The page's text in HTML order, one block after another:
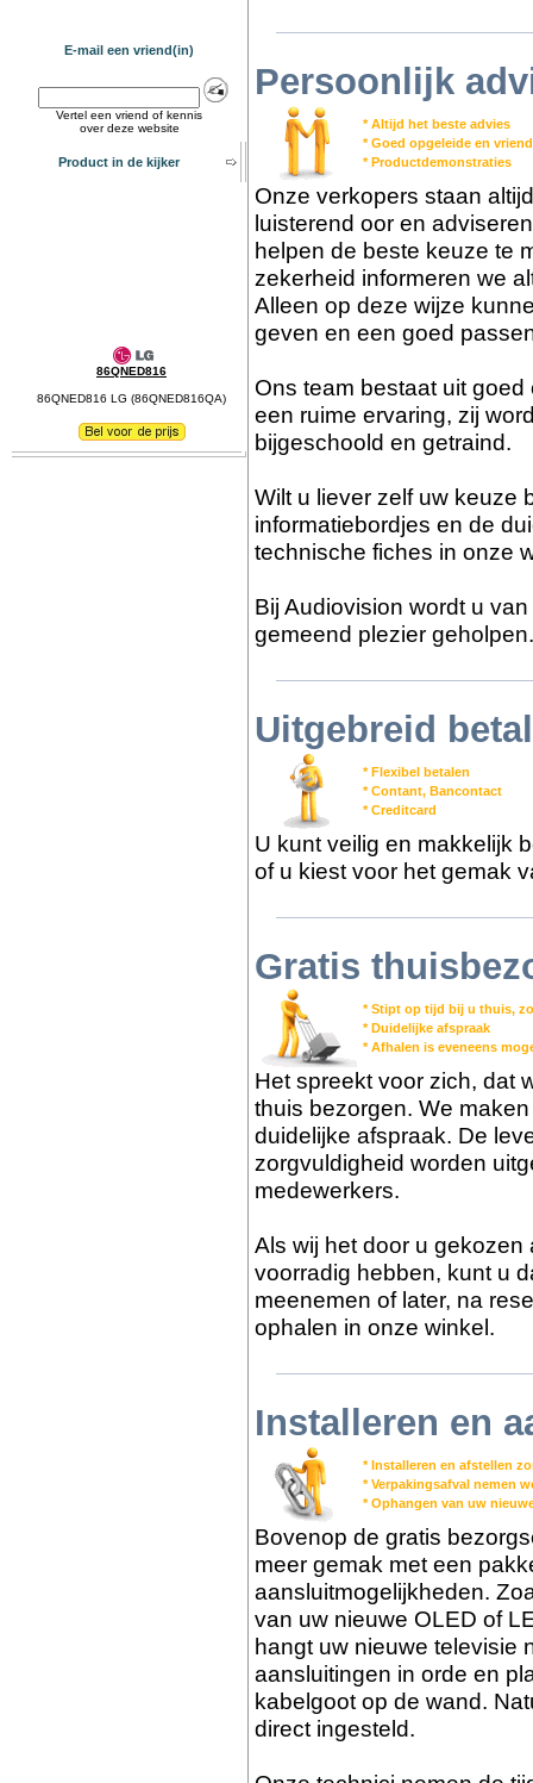
E-mail een vriend(in)
Vertel een vriend of kennis
over deze website
Product in de kijker
86QNED816
86QNED816 LG (86QNED816QA)
Persoonlijk
* Altijd het beste advies
* Goed opgeleide en
* Productdemonstraties
Onze verkopers staan
luisterend oor en
helpen de beste keuze te
zekerheid informeren we
Alleen op deze wijze
geven en een goed
Ons team bestaat uit
een ruime ervaring, zij
bijgeschoold en getraind.
Wilt u liever zelf uw keuze
informatiebordjes en de
technische fiches in onze
Bij Audiovision wordt u
gemeend plezier geholpen.
Uitgebreid
* Flexibel betalen
* Contant, Bancontact
* Creditcard
U kunt veilig en makkelijk
of u kiest voor het gemak
Gratis
* Stipt op tijd bij u thuis,
* Duidelijke afspraak
* Afhalen is eveneens
Het spreekt voor zich, dat
thuis bezorgen. We
duidelijke afspraak. De
zorgvuldigheid worden
medewerkers.
Als wij het door u gekozen
voorradig hebben, kunt u
meenemen of later, na
ophalen in onze winkel.
Installeren en
* Installeren en afstellen
* Verpakingsafval nemen
* Ophangen van uw
Bovenop de gratis
meer gemak met een
aansluitmogelijkheden.
van uw nieuwe OLED of
hangt uw nieuwe televisie
aansluitingen in orde en
kabelgoot op de wand.
direct ingesteld.